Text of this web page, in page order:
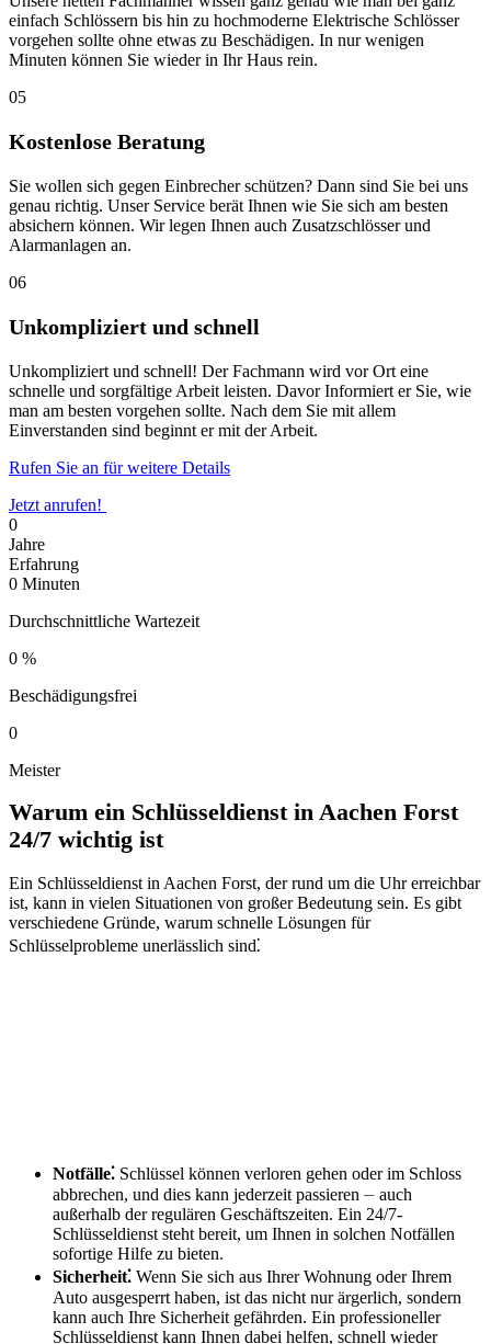
einfach Schlössern bis hin zu hochmoderne Elektrische Schlösser
vorgehen sollte ohne etwas zu Beschädigen. In nur wenigen
Minuten können Sie wieder in Ihr Haus rein.
05
Kostenlose Beratung
Sie wollen sich gegen Einbrecher schützen? Dann sind Sie bei uns
genau richtig. Unser Service berät Ihnen wie Sie sich am besten
absichern können. Wir legen Ihnen auch Zusatzschlösser und
Alarmanlagen an.
06
Unkompliziert und schnell
Unkompliziert und schnell! Der Fachmann wird vor Ort eine
schnelle und sorgfältige Arbeit leisten. Davor Informiert er Sie, wie
man am besten vorgehen sollte. Nach dem Sie mit allem
Einverstanden sind beginnt er mit der Arbeit.
Rufen Sie an für weitere Details
Jetzt anrufen!
0
Jahre
Erfahrung
0 Minuten
Durchschnittliche Wartezeit
0 %
Beschädigungsfrei
0
Meister
Warum ein Schlüsseldienst in Aachen Forst
24/7 wichtig ist
Ein Schlüsseldienst in Aachen Forst, der rund um die Uhr erreichbar
ist, kann in vielen Situationen von großer Bedeutung sein.​ Es gibt
verschiedene Gründe, warum schnelle Lösungen für
Schlüsselprobleme unerlässlich sind⁚
Notfälle⁚ Schlüssel können verloren gehen oder im Schloss
abbrechen, und dies kann jederzeit passieren ⏤ auch
außerhalb der regulären Geschäftszeiten.​ Ein 24/7-
Schlüsseldienst steht bereit, um Ihnen in solchen Notfällen
sofortige Hilfe zu bieten.​
Sicherheit⁚ Wenn Sie sich aus Ihrer Wohnung oder Ihrem
Auto ausgesperrt haben, ist das nicht nur ärgerlich, sondern
kann auch Ihre Sicherheit gefährden.​ Ein professioneller
Schlüsseldienst kann Ihnen dabei helfen, schnell wieder